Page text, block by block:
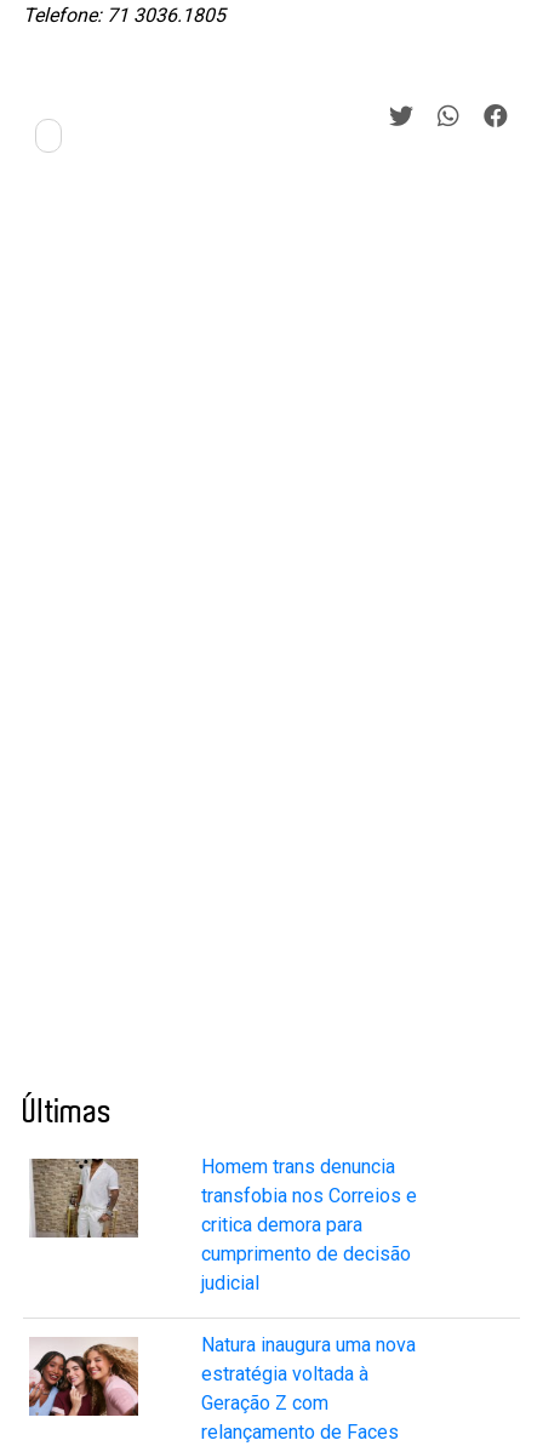
Telefone: 71 3036.1805
Últimas
Homem trans denuncia
transfobia nos Correios e
critica demora para
cumprimento de decisão
judicial
Natura inaugura uma nova
estratégia voltada à
Geração Z com
relançamento de Faces